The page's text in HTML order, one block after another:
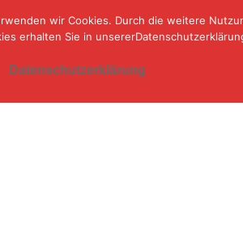
Startseite Aktuelles
wir Cookies. Durch die weitere
erhalten Sie in
Datenschutzerklärung